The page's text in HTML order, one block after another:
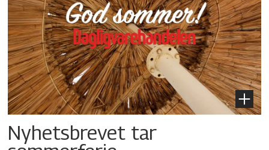
Nyhetsbrevet tar